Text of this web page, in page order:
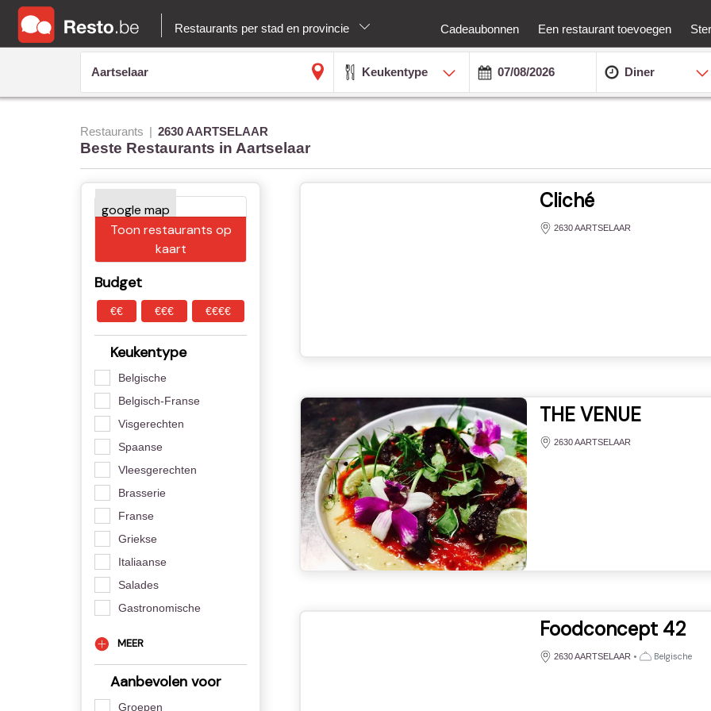
Restaurants per stad en provincie Cadeaubonnen Een restaurant toevoegen
Keukentype Diner
Restaurants 2630 AARTSELAAR
Beste Restaurants in Aartselaar
Toon restaurants op
kaart
Budget
€€ €€€ €€€€
Keukentype
Belgische
Belgisch-Franse
Visgerechten
Spaanse
Vleesgerechten
Brasserie
Franse
Griekse
Italiaanse
Salades
Gastronomische
MEER
Aanbevolen voor
Groepen
Cliché
2630 AARTSELAAR
THE VENUE
2630 AARTSELAAR
Foodconcept 42
2630 AARTSELAAR • Belgische